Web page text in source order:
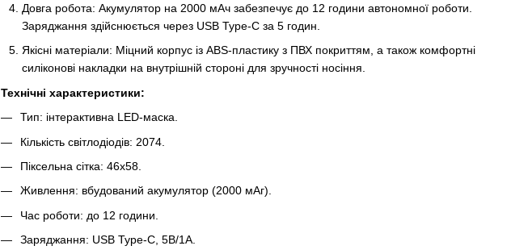
Довга робота: Акумулятор на 2000 мАч забезпечує до 12 години автономної роботи.
Заряджання здійснюється через USB Type-C за 5 годин.
Якісні матеріали: Міцний корпус із ABS-пластику з ПВХ покриттям, а також комфортні
силіконові накладки на внутрішній стороні для зручності носіння.
Технічні характеристики:
Тип: інтерактивна LED-маска.
Кількість світлодіодів: 2074.
Піксельна сітка: 46х58.
Живлення: вбудований акумулятор (2000 мАг).
Час роботи: до 12 години.
Заряджання: USB Type-C, 5В/1А.